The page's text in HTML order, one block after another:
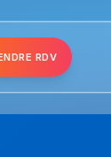
RDV